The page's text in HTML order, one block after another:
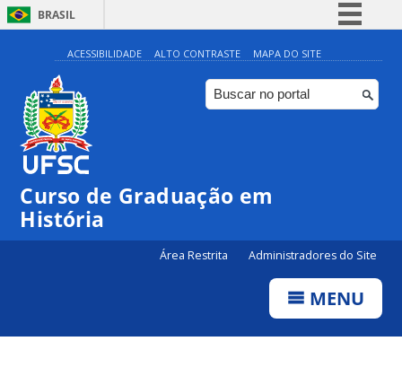
BRASIL
Simplifique!
Comunica BR
Participe
Canais
ACESSIBILIDADE ALTO CONTRASTE MAPA DO SITE
Curso de Graduação em
História
Área Restrita Administradores do Site
MENU